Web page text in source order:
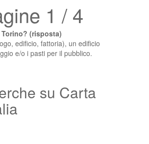
1 / 4
Torino? (risposta)
edificio, fattoria), un edificio
e/o i pasti per il pubblico.
su Carta